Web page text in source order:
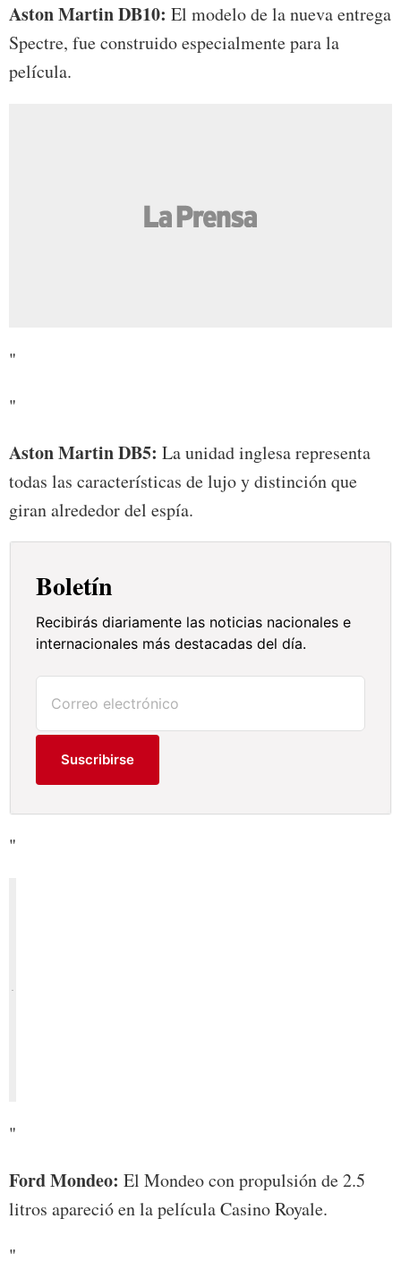
Aston Martin DB10: El modelo de la nueva entrega
Spectre, fue construido especialmente para la
película.
"
"
Aston Martin DB5: La unidad inglesa representa
todas las características de lujo y distinción que
giran alrededor del espía.
Boletín
Recibirás diariamente las noticias nacionales e
internacionales más destacadas del día.
Suscribirse
"
"
Ford Mondeo: El Mondeo con propulsión de 2.5
litros apareció en la película Casino Royale.
"